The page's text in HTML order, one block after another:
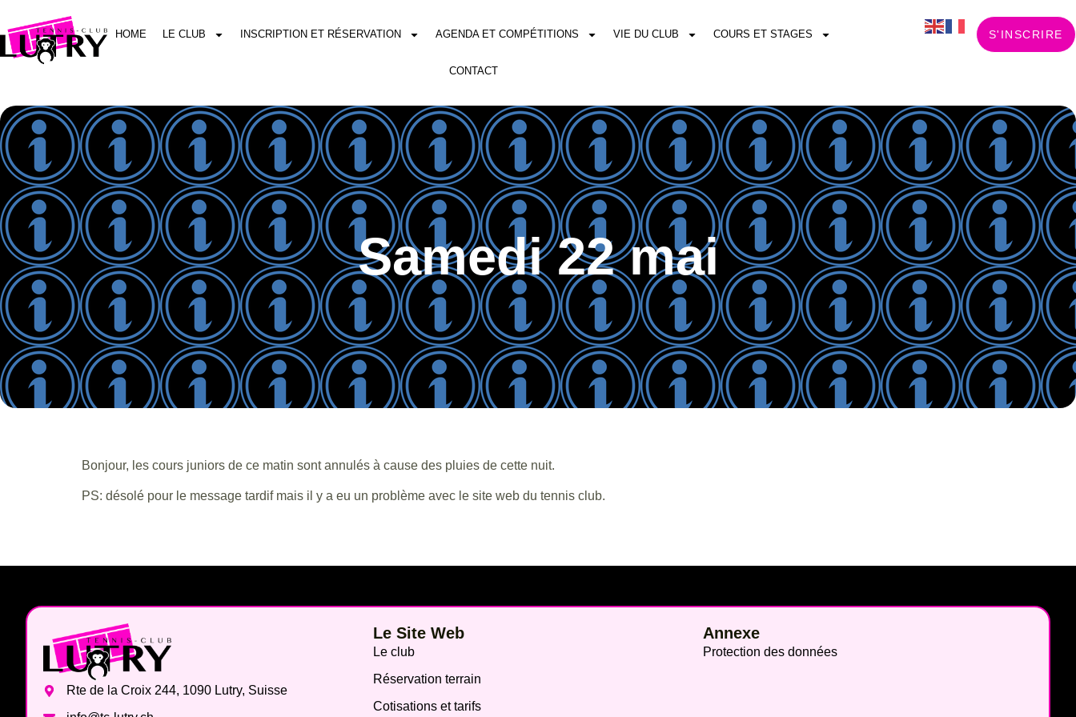
HOME LE CLUB INSCRIPTION ET RÉSERVATION AGENDA ET COMPÉTITIONS VIE DU CLUB COURS ET STAGES
CONTACT
S'INSCRIRE
Samedi 22 mai
Bonjour, les cours juniors de ce matin sont annulés à cause des pluies de cette nuit.
PS: désolé pour le message tardif mais il y a eu un problème avec le site web du tennis club.
Rte de la Croix 244, 1090 Lutry, Suisse
Le Site Web
Le club
Réservation terrain
Cotisations et tarifs
Annexe
Protection des données